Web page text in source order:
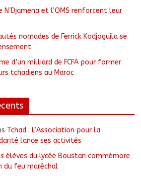
N’Djamena et l’OMS renforcent leur
nomades de Ferrick Kodjoguila se
d’un milliard de FCFA pour former
tchadiens au Maroc
Tchad : L’Association pour la
lance ses activités
élèves du lycée Boustan commémore
du feu maréchal